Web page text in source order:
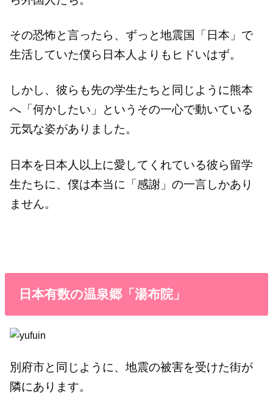
その恐怖と言ったら、ずっと地震国「日本」で
生活していた僕ら日本人よりもヒドいはず。
しかし、彼らも先の学生たちと同じように熊本
へ「何かしたい」というその一心で動いている
元気な姿がありました。
日本を日本人以上に愛してくれている彼ら留学
生たちに、僕は本当に「感謝」の一言しかあり
ません。
日本有数の温泉郷「湯布院」
別府市と同じように、地震の被害を受けた街が
隣にあります。